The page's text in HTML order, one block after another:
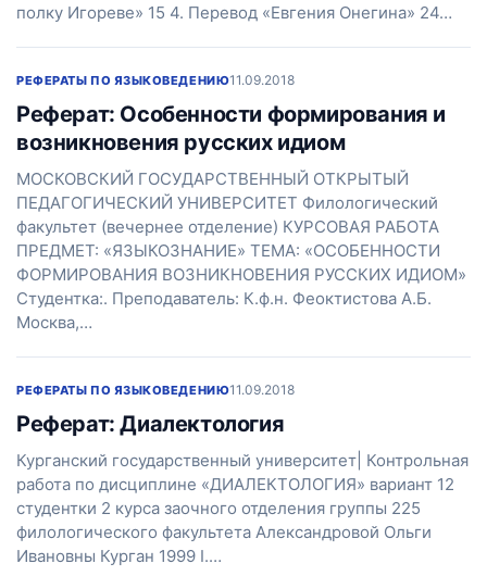
полку Игореве» 15 4. Перевод «Евгения Онегина» 24…
РЕФЕРАТЫ ПО ЯЗЫКОВЕДЕНИЮ11.09.2018
Реферат: Особенности формирования и
возникновения русских идиом
МОСКОВСКИЙ ГОСУДАРСТВЕННЫЙ ОТКРЫТЫЙ
ПЕДАГОГИЧЕСКИЙ УНИВЕРСИТЕТ Филологический
факультет (вечернее отделение) КУРСОВАЯ РАБОТА
ПРЕДМЕТ: «ЯЗЫКОЗНАНИЕ» ТЕМА: «ОСОБЕННОСТИ
ФОРМИРОВАНИЯ ВОЗНИКНОВЕНИЯ РУССКИХ ИДИОМ»
Студентка:. Преподаватель: К.ф.н. Феоктистова А.Б.
Москва,…
РЕФЕРАТЫ ПО ЯЗЫКОВЕДЕНИЮ11.09.2018
Реферат: Диалектология
Курганский государственный университет| Контрольная
работа по дисциплине «ДИАЛЕКТОЛОГИЯ» вариант 12
студентки 2 курса заочного отделения группы 225
филологического факультета Александровой Ольги
Ивановны Курган 1999 I.…